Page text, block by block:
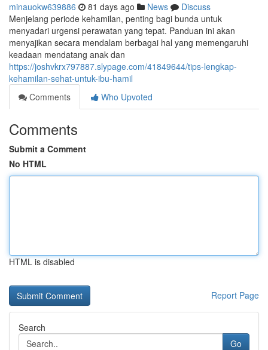
minauokw639886 81 days ago News
Discuss
Menjelang periode kehamilan, penting bagi bunda untuk
menyadari urgensi perawatan yang tepat. Panduan ini akan
menyajikan secara mendalam berbagai hal yang memengaruhi
keadaan mendatang anak dan
https://joshvkrx797887.slypage.com/41849644/tips-lengkap-
kehamilan-sehat-untuk-ibu-hamil
Comments
Who Upvoted
Comments
Submit a Comment
No HTML
HTML is disabled
Report Page
Search
Go